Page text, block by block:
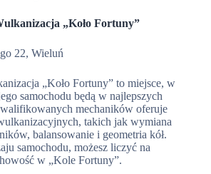
„Koło Fortuny”
22, Wieluń
„Koło Fortuny” to miejsce, w
samochodu będą w najlepszych
mechaników oferuje
takich jak wymiana
balansowanie i geometria kół.
samochodu, możesz liczyć na
w „Kole Fortuny”.